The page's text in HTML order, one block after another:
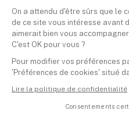
On a attendu d'être sûrs que le
de ce site vous intéresse avant
aimerait bien vous
C'est OK pour vous ?
Pour modifier vos préférences
'Préférences de cookies' situé
Lire la politique de confidentialité
Consentements